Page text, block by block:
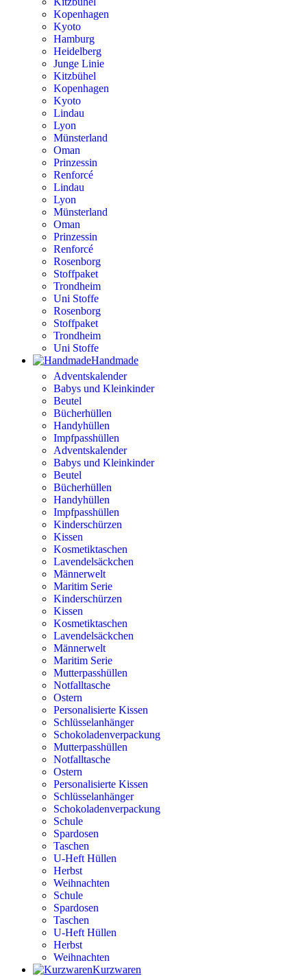
Kopenhagen
Kyoto
Hamburg
Heidelberg
Junge Linie
Kitzbühel
Kopenhagen
Kyoto
Lindau
Lyon
Münsterland
Oman
Prinzessin
Renforcé
Lindau
Lyon
Münsterland
Oman
Prinzessin
Renforcé
Rosenborg
Stoffpaket
Trondheim
Uni Stoffe
Rosenborg
Stoffpaket
Trondheim
Uni Stoffe
Handmade
Adventskalender
Babys und Kleinkinder
Beutel
Bücherhüllen
Handyhüllen
Impfpasshüllen
Adventskalender
Babys und Kleinkinder
Beutel
Bücherhüllen
Handyhüllen
Impfpasshüllen
Kinderschürzen
Kissen
Kosmetiktaschen
Lavendelsäckchen
Männerwelt
Maritim Serie
Kinderschürzen
Kissen
Kosmetiktaschen
Lavendelsäckchen
Männerwelt
Maritim Serie
Mutterpasshüllen
Notfalltasche
Ostern
Personalisierte Kissen
Schlüsselanhänger
Schokoladenverpackung
Mutterpasshüllen
Notfalltasche
Ostern
Personalisierte Kissen
Schlüsselanhänger
Schokoladenverpackung
Schule
Spardosen
Taschen
U-Heft Hüllen
Herbst
Weihnachten
Schule
Spardosen
Taschen
U-Heft Hüllen
Herbst
Weihnachten
Kurzwaren